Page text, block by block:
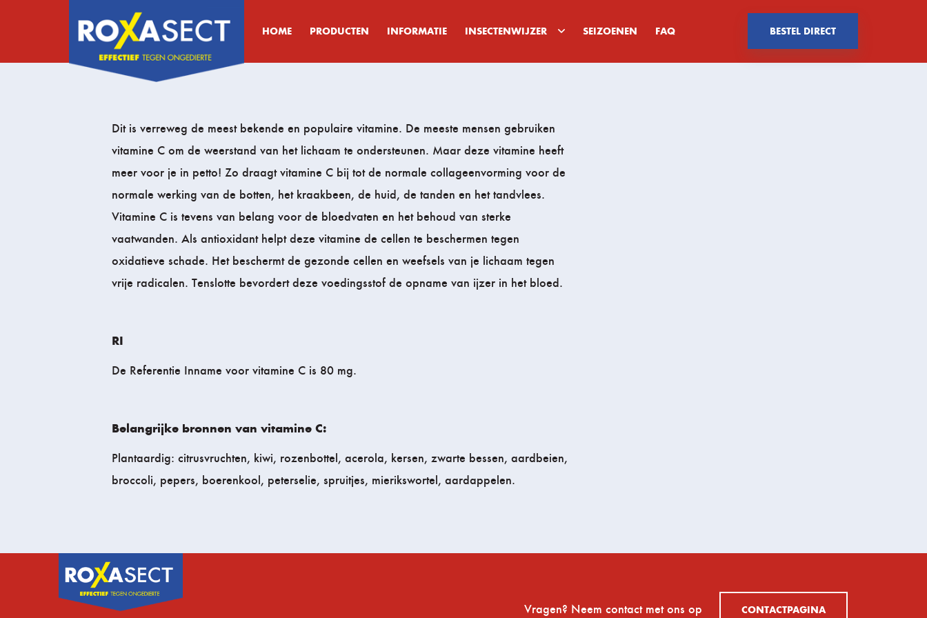
HOME PRODUCTEN INFORMATIE INSECTENWIJZER SEIZOENEN FAQ BESTEL DIRECT
Dit is verreweg de meest bekende en populaire vitamine. De meeste mensen gebruiken
vitamine C om de weerstand van het lichaam te ondersteunen. Maar deze vitamine heeft
meer voor je in petto! Zo draagt vitamine C bij tot de normale collageenvorming voor de
normale werking van de botten, het kraakbeen, de huid, de tanden en het tandvlees.
Vitamine C is tevens van belang voor de bloedvaten en het behoud van sterke
vaatwanden. Als antioxidant helpt deze vitamine de cellen te beschermen tegen
oxidatieve schade. Het beschermt de gezonde cellen en weefsels van je lichaam tegen
vrije radicalen. Tenslotte bevordert deze voedingsstof de opname van ijzer in het bloed.
RI
De Referentie Inname voor vitamine C is 80 mg.
Belangrijke bronnen van vitamine C:
Plantaardig: citrusvruchten, kiwi, rozenbottel, acerola, kersen, zwarte bessen, aardbeien,
broccoli, pepers, boerenkool, peterselie, spruitjes, mierikswortel, aardappelen.
Vragen? Neem contact met ons op CONTACTPAGINA